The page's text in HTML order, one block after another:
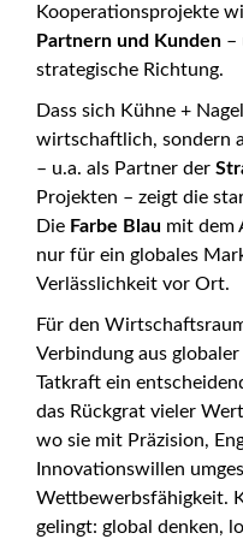
Kooperationsprojekte
Partnern und Kunden –
strategische Richtung.
Dass sich Kühne +
wirtschaftlich, sondern
– u.a. als Partner der
Projekten – zeigt die
Die Farbe Blau mit dem
nur für ein globales
Verlässlichkeit vor Ort.
Für den
Verbindung aus
Tatkraft ein
das Rückgrat vieler
wo sie mit Präzision,
Innovationswillen
Wettbewerbsfähigkeit.
gelingt: global denken,